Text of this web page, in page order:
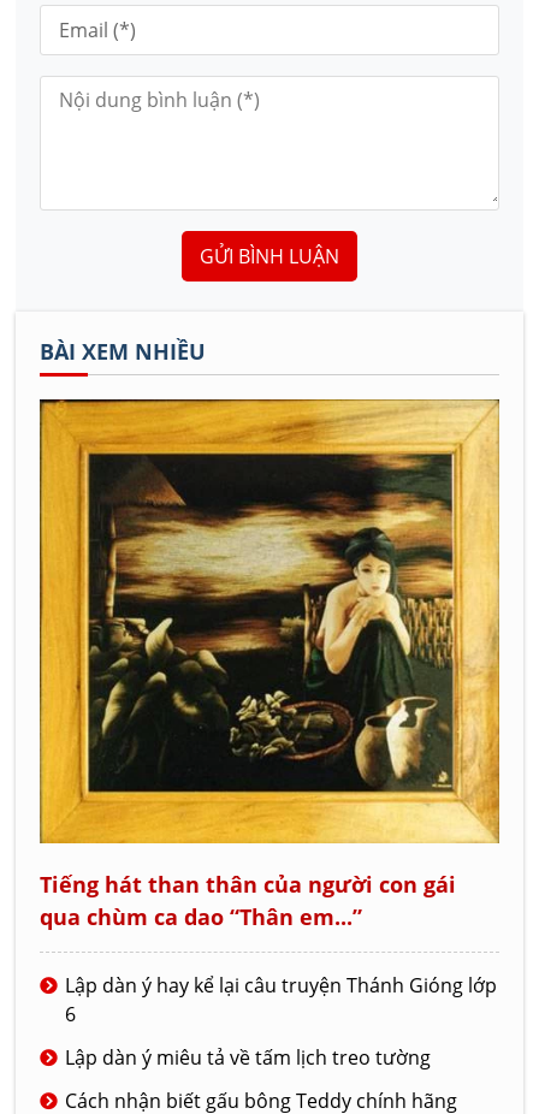
GỬI BÌNH LUẬN
BÀI XEM NHIỀU
Tiếng hát than thân của người con gái
qua chùm ca dao “Thân em...”
Lập dàn ý hay kể lại câu truyện Thánh Gióng lớp
6
Lập dàn ý miêu tả về tấm lịch treo tường
Cách nhận biết gấu bông Teddy chính hãng